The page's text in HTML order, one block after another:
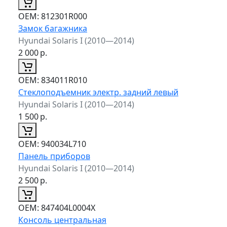
ОЕМ: 812301R000
Замок багажника
Hyundai Solaris I (2010—2014)
2 000р.
ОЕМ: 834011R010
Стеклоподъемник электр. задний левый
Hyundai Solaris I (2010—2014)
1 500р.
ОЕМ: 940034L710
Панель приборов
Hyundai Solaris I (2010—2014)
2 500р.
ОЕМ: 847404L0004X
Консоль центральная